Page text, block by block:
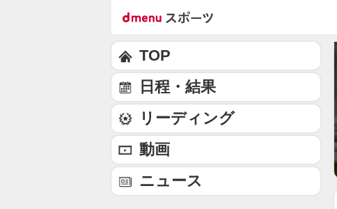
TOP
日程・結果
リーディング
動画
ニュース